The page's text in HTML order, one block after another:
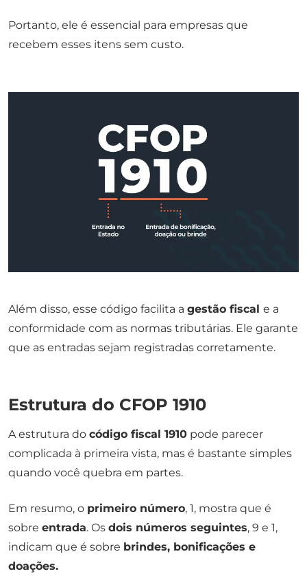
Portanto, ele é essencial para empresas que
recebem esses itens sem custo.
Além disso, esse código facilita a gestão fiscal e a
conformidade com as normas tributárias. Ele garante
que as entradas sejam registradas corretamente.
Estrutura do CFOP 1910
A estrutura do código fiscal 1910 pode parecer
complicada à primeira vista, mas é bastante simples
quando você quebra em partes.
Em resumo, o primeiro número, 1, mostra que é
sobre entrada. Os dois números seguintes, 9 e 1,
indicam que é sobre brindes, bonificações e
doações.